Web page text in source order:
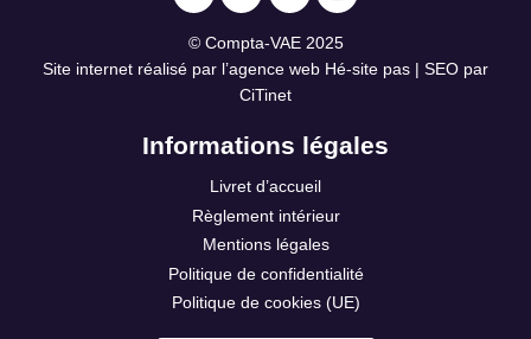
© Compta-VAE2025
Site internet réalisé par l’agence web Hé-site pas | SEO par
CiTinet
Informations légales
Livret d’accueil
Règlement intérieur
Mentions légales
Politique de confidentialité
Politique de cookies (UE)